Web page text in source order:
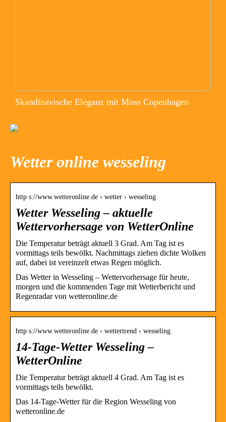
Skandinavische Eleganz mit Moss Copenhagen
Wetter online wesseling
http s://www.wetteronline.de › wetter › wesseling
Wetter Wesseling – aktuelle
Wettervorhersage von WetterOnline
Die Temperatur beträgt aktuell 3 Grad. Am Tag ist es
vormittags teils bewölkt. Nachmittags ziehen dichte Wolken
auf, dabei ist vereinzelt etwas Regen möglich.
Das Wetter in Wesseling – Wettervorhersage für heute,
morgen und die kommenden Tage mit Wetterbericht und
Regenradar von wetteronline.de
http s://www.wetteronline.de › wettertrend › wesseling
14-Tage-Wetter Wesseling –
WetterOnline
Die Temperatur beträgt aktuell 4 Grad. Am Tag ist es
vormittags teils bewölkt.
Das 14-Tage-Wetter für die Region Wesseling von
wetteronline.de